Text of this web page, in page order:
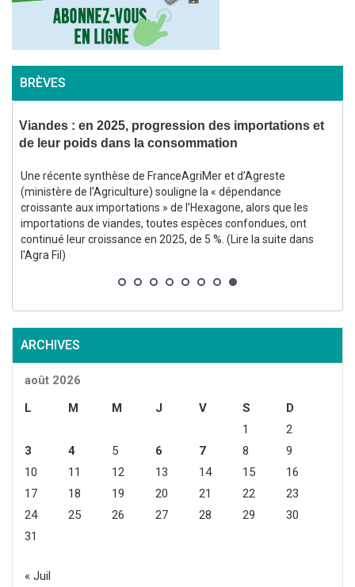
BRÈVES
Viandes : en 2025, progression des importations et
de leur poids dans la consommation
Une récente synthèse de FranceAgriMer et d’Agreste
(ministère de l’Agriculture) souligne la « dépendance
croissante aux importations » de l’Hexagone, alors que les
importations de viandes, toutes espèces confondues, ont
continué leur croissance en 2025, de 5 %. (Lire la suite dans
l'Agra Fil)
ARCHIVES
août 2026
L
M M J V S
D
1
2
3
4 5 6 7 8
9
10
11 12 13 14 15
16
17
18 19 20 21 22
23
24
25 26 27 28 29
30
31
« Juil